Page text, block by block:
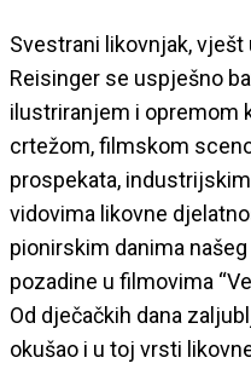
Svestrani likovnjak,
Reisinger se uspješno
ilustriranjem i opremom
crtežom, filmskom
prospekata,
vidovima likovne
pionirskim danima
pozadine u filmovima
Od dječačkih dana
okušao i u toj vrsti